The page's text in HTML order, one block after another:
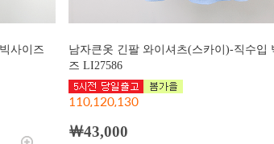
사이즈
남자큰옷 긴팔 와이셔츠(스카이)-직수입
즈 LI27586
110,120,130
￦43,000